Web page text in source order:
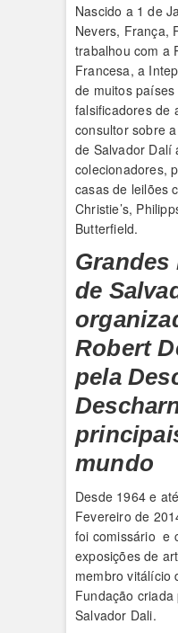
Nascido a 1 de
Nevers, França,
trabalhou com a
Francesa, a
de muitos
falsificadores de
consultor sobre
de Salvador Dalí
colecionadores,
casas de leilões
Christie’s,
Butterfield.
Grandes
de
Robert
pela
mundo
Desde 1964 e
Fevereiro de
foi comissário e
exposições de
membro vitálício
Fundação
Salvador Dali.